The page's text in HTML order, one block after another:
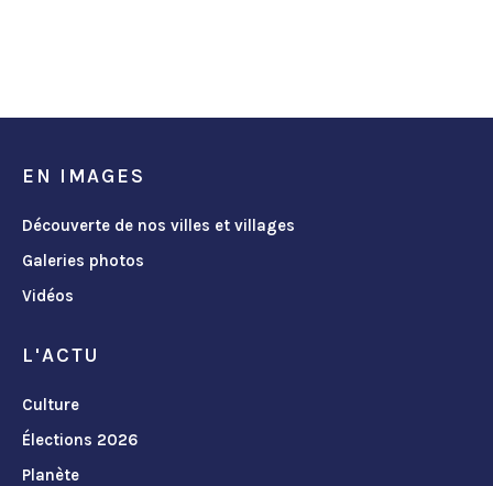
EN IMAGES
Découverte de nos villes et villages
Galeries photos
Vidéos
L'ACTU
Culture
Élections 2026
Planète